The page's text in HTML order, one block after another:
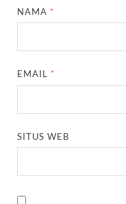
NAMA *
EMAIL *
SITUS WEB